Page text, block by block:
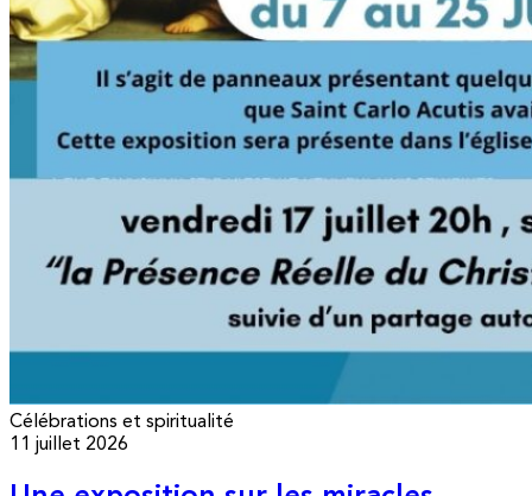
Célébrations et spiritualité
11 juillet 2026